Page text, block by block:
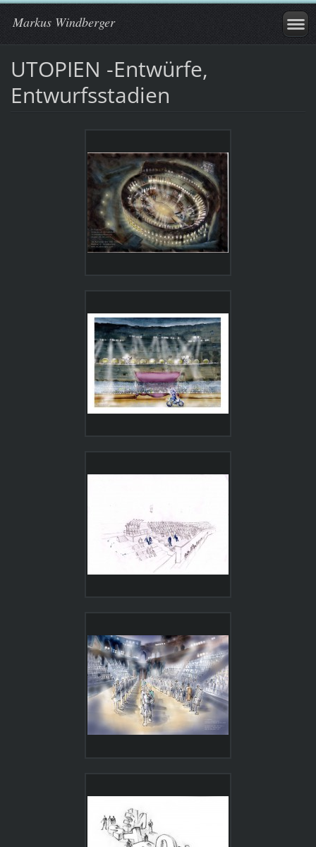
Markus Windberger
UTOPIEN -Entwürfe,
Entwurfsstadien